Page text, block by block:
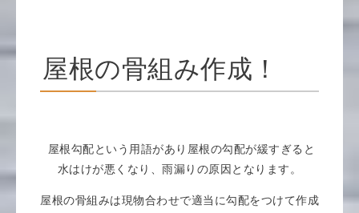
屋根の骨組み作成！
屋根勾配という用語があり屋根の勾配が緩すぎると
水はけが悪くなり、雨漏りの原因となります。
屋根の骨組みは現物合わせで適当に勾配をつけて作成